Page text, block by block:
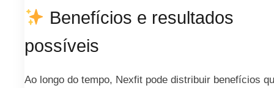
Benefícios e resultados
possíveis
Ao longo do tempo, Nexfit pode distribuir benefícios